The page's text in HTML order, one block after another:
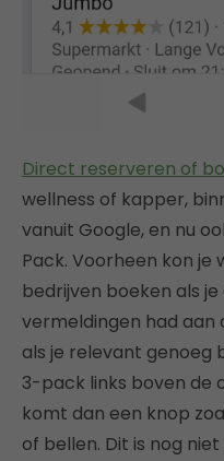
Direct reserveren of
wellness of kapper,
vanuit Google, en nu
Pack. Voorheen kon je
bedrijven boeken als je
vermeldingen had
als je relevant genoeg
3-pack links boven de
komt dan een knop
of bellen. Dit is nog